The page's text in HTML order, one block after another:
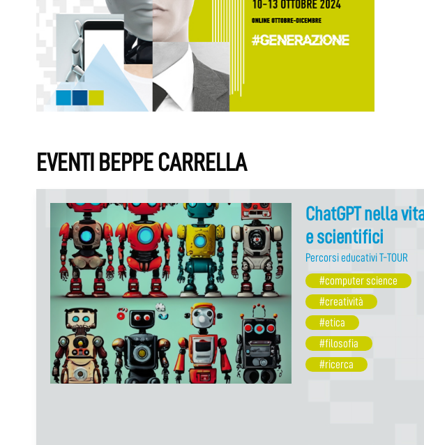
EVENTI BEPPE CARRELLA
ChatGPT nella
e scientifici
Percorsi educativi T-TOUR
#computer science
#creatività
#etica
#filosofia
#ricerca